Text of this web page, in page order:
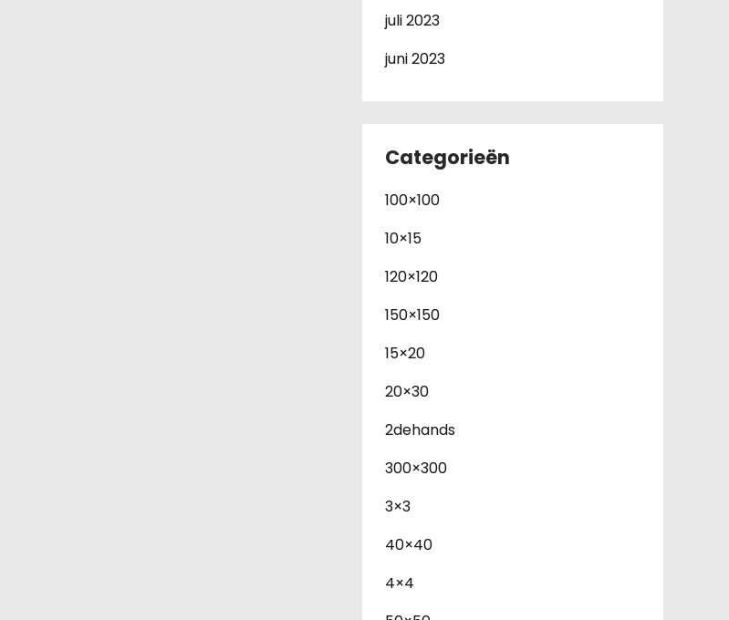
juli 2023
juni 2023
Categorieën
100×100
10×15
120×120
150×150
15×20
20×30
2dehands
300×300
3×3
40×40
4×4